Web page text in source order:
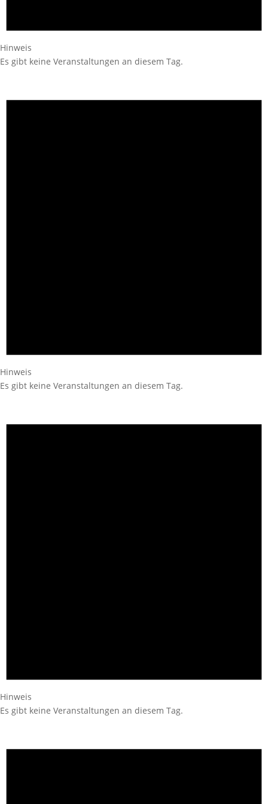
Hinweis
Es gibt keine Veranstaltungen an diesem Tag.
Hinweis
Es gibt keine Veranstaltungen an diesem Tag.
Hinweis
Es gibt keine Veranstaltungen an diesem Tag.